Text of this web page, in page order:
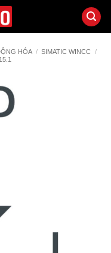
HÓA / SIMATIC WINCC /